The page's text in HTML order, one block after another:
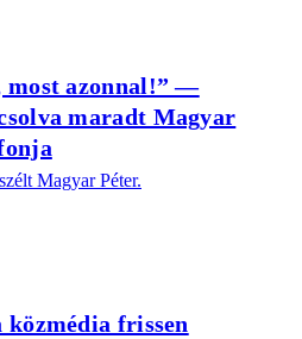
most azonnal!” —
maradt Magyar
Magyar Péter.
közmédia frissen